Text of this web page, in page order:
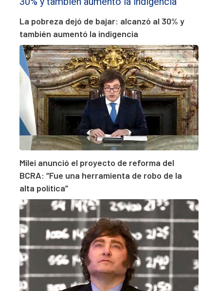
La pobreza dejó de bajar: alcanzó al 30% y
también aumentó la indigencia
Milei anunció el proyecto de reforma del
BCRA: “Fue una herramienta de robo de la
alta política”